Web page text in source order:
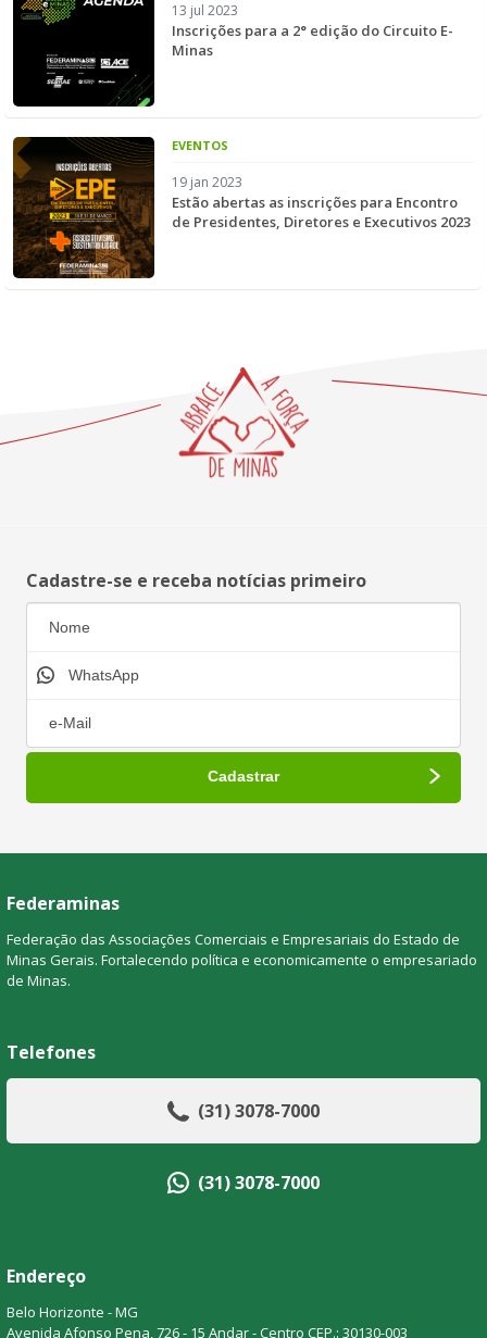
13 jul 2023
Inscrições para a 2° edição do Circuito E-
Minas
EVENTOS
19 jan 2023
Estão abertas as inscrições para Encontro
de Presidentes, Diretores e Executivos 2023
Cadastre-se e receba notícias primeiro
Federaminas
Federação das Associações Comerciais e Empresariais do Estado de
Minas Gerais. Fortalecendo política e economicamente o empresariado
de Minas.
Telefones
(31) 3078-7000
(31) 3078-7000
Endereço
Belo Horizonte - MG
Avenida Afonso Pena, 726 - 15 Andar - Centro CEP.: 30130-003